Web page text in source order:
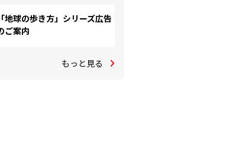
「地球の歩き方」シリーズ広告
ご案内
もっと見る